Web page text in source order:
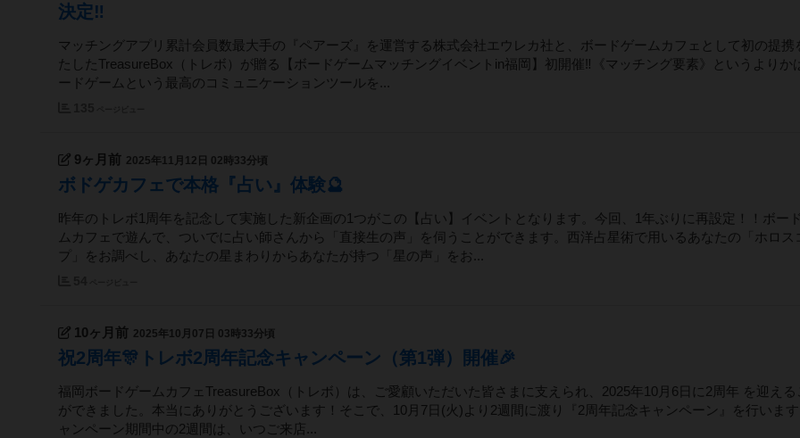
決定‼️
マッチングアプリ累計会員数最大手の『ペアーズ』を運営する株式会社エウレカ社と、ボードゲームカフェとして初の提携
たしたTreasureBox（トレボ）が贈る【ボードゲームマッチングイベントin福岡】初開催‼️《マッチング要素》というよりか
ードゲームという最高のコミュニケーションツールを...
9ヶ月前 2025年11月12日 02時33分頃
ボドゲカフェで本格『占い』体験🔮
昨年のトレボ1周年を記念して実施した新企画の1つがこの【占い】イベントとなります。今回、1年ぶりに再設定！！ボー
ムカフェで遊んで、ついでに占い師さんから「直接生の声」を伺うことができます。西洋占星術で用いるあなたの「ホロス
プ」をお調べし、あなたの星まわりからあなたが持つ「星の声」をお...
10ヶ月前 2025年10月07日 03時33分頃
祝2周年🎊トレボ2周年記念キャンペーン（第1弾）開催🎉
福岡ボードゲームカフェTreasureBox（トレボ）は、ご愛顧いただいた皆さまに支えられ、2025年10月6日に2周年 を迎える
ができました。本当にありがとうございます！そこで、10月7日(火)より2週間に渡り『2周年記念キャンペーン』を行いま
ャンペーン期間中の2週間は、いつご来店...